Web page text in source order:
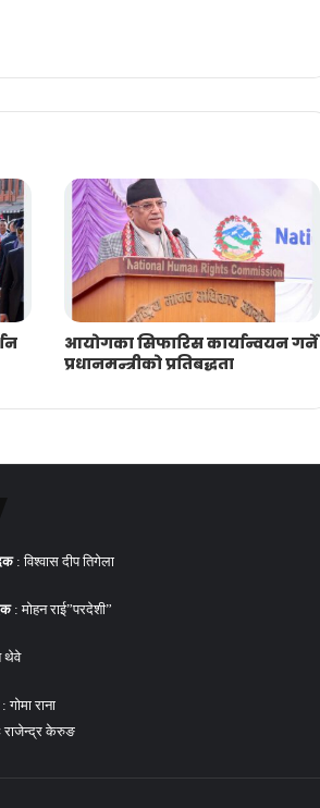
आयोगका सिफारिस कार्यान्वयन गर्ने
प्रधानमन्त्रीको प्रतिबद्धता
: विश्वास दीप तिगेला
: मोहन राई”परदेशी”
थेवे
: गोमा राना
राजेन्द्र केरुङ